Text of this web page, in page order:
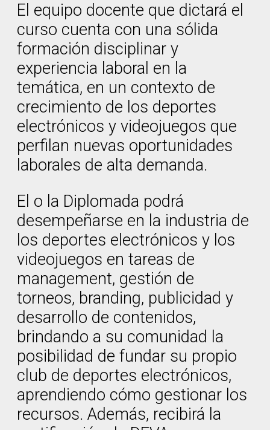
El equipo docente que dictará el
curso cuenta con una sólida
formación disciplinar y
experiencia laboral en la
temática, en un contexto de
crecimiento de los deportes
electrónicos y videojuegos que
perfilan nuevas oportunidades
laborales de alta demanda.
El o la Diplomada podrá
desempeñarse en la industria de
los deportes electrónicos y los
videojuegos en tareas de
management, gestión de
torneos, branding, publicidad y
desarrollo de contenidos,
brindando a su comunidad la
posibilidad de fundar su propio
club de deportes electrónicos,
aprendiendo cómo gestionar los
recursos. Además, recibirá la